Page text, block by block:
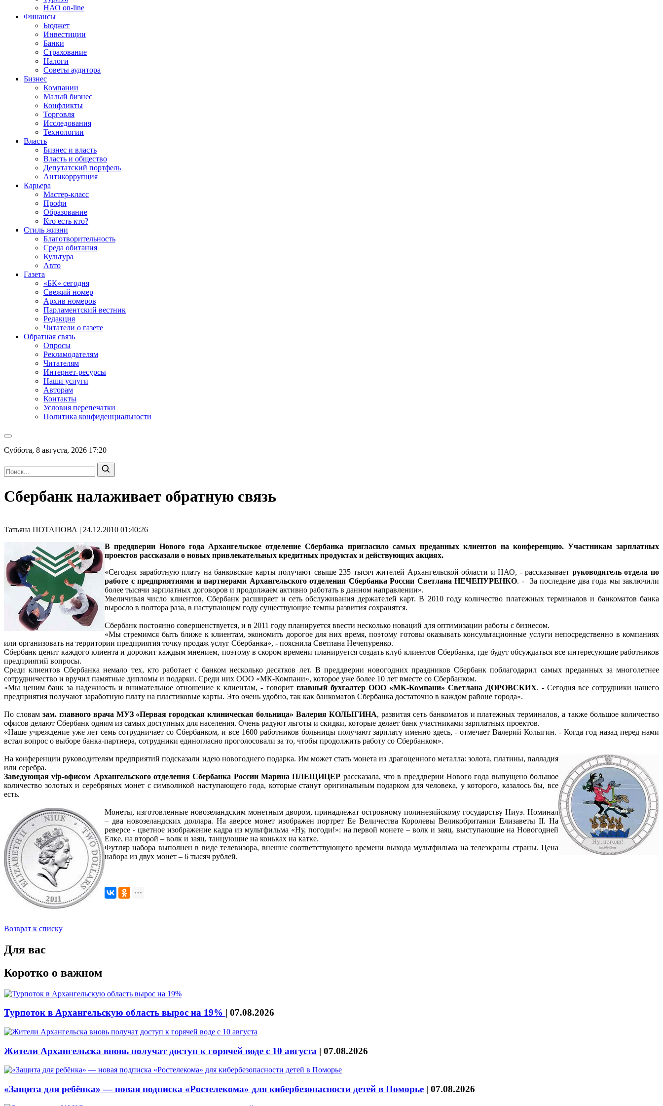
НАО on-line
Финансы
Бюджет
Инвестиции
Банки
Страхование
Налоги
Советы аудитора
Бизнес
Компании
Малый бизнес
Конфликты
Торговля
Исследования
Технологии
Власть
Бизнес и власть
Власть и общество
Депутатский портфель
Антикоррупция
Карьера
Мастер-класс
Профи
Образование
Кто есть кто?
Стиль жизни
Благотворительность
Среда обитания
Культура
Авто
Газета
«БК» сегодня
Свежий номер
Архив номеров
Парламентский вестник
Редакция
Читатели о газете
Обратная связь
Опросы
Рекламодателям
Читателям
Интернет-ресурсы
Наши услуги
Авторам
Контакты
Условия перепечатки
Политика конфиденциальности
Суббота, 8 августа, 2026 17:20
Сбербанк налаживает обратную связь
Татьяна ПОТАПОВА | 24.12.2010 01:40:26
В преддверии Нового года Архангельское отделение Сбербанка пригласило самых преданных клиентов на конференцию. Участникам зарплатных
проектов рассказали о новых привлекательных кредитных продуктах и действующих акциях.
«Сегодня заработную плату на банковские карты получают свыше 235 тысяч жителей Архангельской области и НАО, - рассказывает руководитель отдела по
работе с предприятиями и партнерами Архангельского отделения Сбербанка России Светлана НЕЧЕПУРЕНКО. - За последние два года мы заключили
более тысячи зарплатных договоров и продолжаем активно работать в данном направлении».
Увеличивая число клиентов, Сбербанк расширяет и сеть обслуживания держателей карт. В 2010 году количество платежных терминалов и банкоматов банка
выросло в полтора раза, в наступающем году существующие темпы развития сохранятся.
Сбербанк постоянно совершенствуется, и в 2011 году планируется ввести несколько новаций для оптимизации работы с бизнесом.
«Мы стремимся быть ближе к клиентам, экономить дорогое для них время, поэтому готовы оказывать консультационные услуги непосредственно в компаниях
или организовать на территории предприятия точку продаж услуг Сбербанка», - пояснила Светлана Нечепуренко.
Сбербанк ценит каждого клиента и дорожит каждым мнением, поэтому в скором времени планируется создать клуб клиентов Сбербанка, где будут обсуждаться все интересующие работников
предприятий вопросы.
Среди клиентов Сбербанка немало тех, кто работает с банком несколько десятков лет. В преддверии новогодних праздников Сбербанк поблагодарил самых преданных за многолетнее
сотрудничество и вручил памятные дипломы и подарки. Среди них ООО «МК-Компани», которое уже более 10 лет вместе со Сбербанком.
«Мы ценим банк за надежность и внимательное отношение к клиентам, - говоритглавный бухгалтер ООО «МК-Компани» Светлана ДОРОВСКИХ. - Сегодня все сотрудники нашего
предприятия получают заработную плату на пластиковые карты. Это очень удобно, так как банкоматов Сбербанка достаточно в каждом районе города».
По словам зам. главного врача МУЗ «Первая городская клиническая больница» Валерия КОЛЫГИНА, развитая сеть банкоматов и платежных терминалов, а также большое количество
офисов делают Сбербанк одним из самых доступных для населения. Очень радуют льготы и скидки, которые делает банк участниками зарплатных проектов.
«Наше учреждение уже лет семь сотрудничает со Сбербанком, и все 1600 работников больницы получают зарплату именно здесь, - отмечает Валерий Колыгин. - Когда год назад перед нами
встал вопрос о выборе банка-партнера, сотрудники единогласно проголосовали за то, чтобы продолжить работу со Сбербанком».
На конференции руководителям предприятий подсказали идею новогоднего подарка. Им может стать монета из драгоценного металла: золота, платины, палладия
или серебра.
Заведующая vip-офисом Архангельского отделения Сбербанка России Марина ПЛЕЩИЦЕР рассказала, что в преддверии Нового года выпущено большое
количество золотых и серебряных монет с символикой наступающего года, которые станут оригинальным подарком для человека, у которого, казалось бы, все
есть.
Монеты, изготовленные новозеландским монетным двором, принадлежат островному полинезийскому государству Ниуэ. Номинал
– два новозеландских доллара. На аверсе монет изображен портрет Ее Величества Королевы Великобритании Елизаветы II. На
реверсе - цветное изображение кадра из мультфильма «Ну, погоди!»: на первой монете – волк и заяц, выступающие на Новогодней
Елке, на второй – волк и заяц, танцующие на коньках на катке.
Футляр набора выполнен в виде телевизора, внешне соответствующего времени выхода мультфильма на телеэкраны страны. Цена
набора из двух монет – 6 тысяч рублей.
Возврат к списку
Для вас
Коротко о важном
Турпоток в Архангельскую область вырос на 19% | 07.08.2026
Жители Архангельска вновь получат доступ к горячей воде с 10 августа | 07.08.2026
«Защита для ребёнка» — новая подписка «Ростелекома» для кибербезопасности детей в Поморье | 07.08.2026